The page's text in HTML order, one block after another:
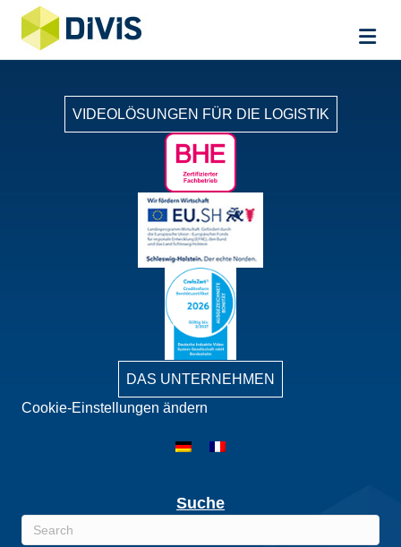
VIDEOLÖSUNGEN FÜR DIE LOGISTIK
DAS UNTERNEHMEN
Cookie-Einstellungen ändern
Suche